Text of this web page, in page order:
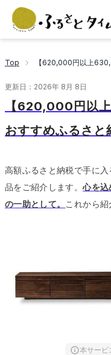
Top 【620,000円以上
更新日： 2026年 8月 8日
【620,000円以
おすすめふるさ
高額ふるさと納税で手に
品をご紹介します。心を込
の一助として。 これから紹
本サービ